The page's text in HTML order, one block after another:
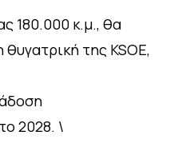
180.000 κ.μ., θα
της KSOE,
2028. \